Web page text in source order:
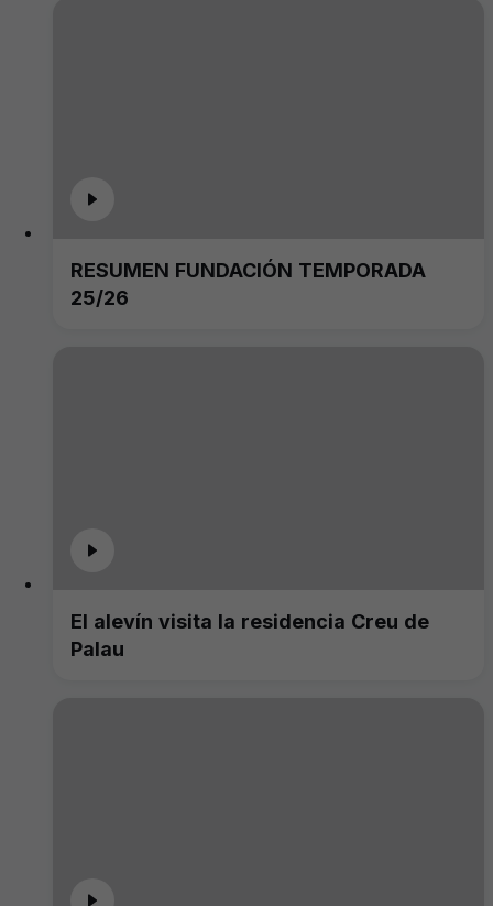
RESUMEN FUNDACIÓN TEMPORADA
25/26
El alevín visita la residencia Creu de
Palau